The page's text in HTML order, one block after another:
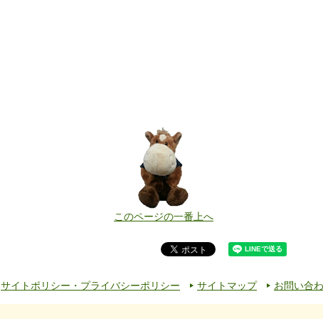
このページの一番上へ
サイトポリシー・プライバシーポリシー サイトマップ お問い合